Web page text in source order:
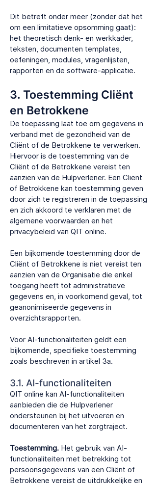
Dit betreft onder meer (zonder dat het
om een limitatieve opsomming gaat):
het theoretisch denk- en werkkader,
teksten, documenten templates,
oefeningen, modules, vragenlijsten,
rapporten en de software-applicatie.
3. Toestemming Cliënt
en Betrokkene
De toepassing laat toe om gegevens in
verband met de gezondheid van de
Cliënt of de Betrokkene te verwerken.
Hiervoor is de toestemming van de
Cliënt of de Betrokkene vereist ten
aanzien van de Hulpverlener. Een Cliënt
of Betrokkene kan toestemming geven
door zich te registreren in de toepassing
en zich akkoord te verklaren met de
algemene voorwaarden en het
privacybeleid van QIT online.
Een bijkomende toestemming door de
Cliënt of Betrokkene is niet vereist ten
aanzien van de Organisatie die enkel
toegang heeft tot administratieve
gegevens en, in voorkomend geval, tot
geanonimiseerde gegevens in
overzichtsrapporten.
Voor AI-functionaliteiten geldt een
bijkomende, specifieke toestemming
zoals beschreven in artikel 3a.
3.1. AI-functionaliteiten
QIT online kan AI-functionaliteiten
aanbieden die de Hulpverlener
ondersteunen bij het uitvoeren en
documenteren van het zorgtraject.
Toestemming. Het gebruik van AI-
functionaliteiten met betrekking tot
persoonsgegevens van een Cliënt of
Betrokkene vereist de uitdrukkelijke en